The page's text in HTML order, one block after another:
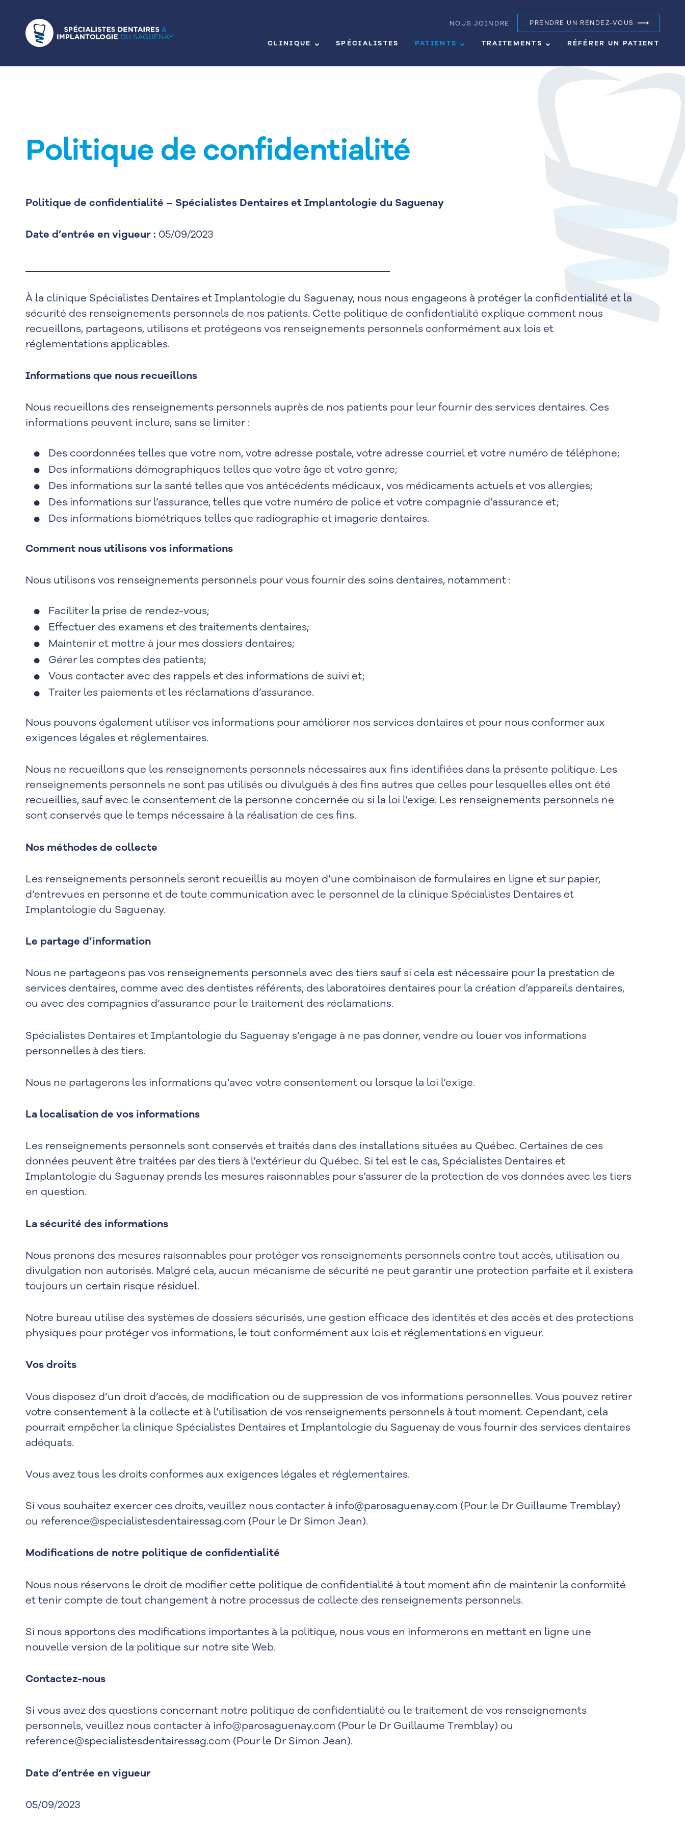
NOUS JOINDRE PRENDRE UN RENDEZ-VOUS
CLINIQUE SPÉCIALISTES PATIENTS TRAITEMENTS RÉFÉRER UN PATIENT
Politique de confidentialité
Politique de confidentialité – Spécialistes Dentaires et Implantologie du Saguenay
Date d’entrée en vigueur : 05/09/2023
À la clinique Spécialistes Dentaires et Implantologie du Saguenay, nous nous engageons à protéger la confidentialité et la
sécurité des renseignements personnels de nos patients. Cette politique de confidentialité explique comment nous
recueillons, partageons, utilisons et protégeons vos renseignements personnels conformément aux lois et
réglementations applicables.
Informations que nous recueillons
Nous recueillons des renseignements personnels auprès de nos patients pour leur fournir des services dentaires. Ces
informations peuvent inclure, sans se limiter :
Des coordonnées telles que votre nom, votre adresse postale, votre adresse courriel et votre numéro de téléphone;
Des informations démographiques telles que votre âge et votre genre;
Des informations sur la santé telles que vos antécédents médicaux, vos médicaments actuels et vos allergies;
Des informations sur l’assurance, telles que votre numéro de police et votre compagnie d’assurance et;
Des informations biométriques telles que radiographie et imagerie dentaires.
Comment nous utilisons vos informations
Nous utilisons vos renseignements personnels pour vous fournir des soins dentaires, notamment :
Faciliter la prise de rendez-vous;
Effectuer des examens et des traitements dentaires;
Maintenir et mettre à jour mes dossiers dentaires;
Gérer les comptes des patients;
Vous contacter avec des rappels et des informations de suivi et;
Traiter les paiements et les réclamations d’assurance.
Nous pouvons également utiliser vos informations pour améliorer nos services dentaires et pour nous conformer aux
exigences légales et réglementaires.
Nous ne recueillons que les renseignements personnels nécessaires aux fins identifiées dans la présente politique. Les
renseignements personnels ne sont pas utilisés ou divulgués à des fins autres que celles pour lesquelles elles ont été
recueillies, sauf avec le consentement de la personne concernée ou si la loi l’exige. Les renseignements personnels ne
sont conservés que le temps nécessaire à la réalisation de ces fins.
Nos méthodes de collecte
Les renseignements personnels seront recueillis au moyen d’une combinaison de formulaires en ligne et sur papier,
d’entrevues en personne et de toute communication avec le personnel de la clinique Spécialistes Dentaires et
Implantologie du Saguenay.
Le partage d’information
Nous ne partageons pas vos renseignements personnels avec des tiers sauf si cela est nécessaire pour la prestation de
services dentaires, comme avec des dentistes référents, des laboratoires dentaires pour la création d’appareils dentaires,
ou avec des compagnies d’assurance pour le traitement des réclamations.
Spécialistes Dentaires et Implantologie du Saguenay s’engage à ne pas donner, vendre ou louer vos informations
personnelles à des tiers.
Nous ne partagerons les informations qu’avec votre consentement ou lorsque la loi l’exige.
La localisation de vos informations
Les renseignements personnels sont conservés et traités dans des installations situées au Québec. Certaines de ces
données peuvent être traitées par des tiers à l’extérieur du Québec. Si tel est le cas, Spécialistes Dentaires et
Implantologie du Saguenay prends les mesures raisonnables pour s’assurer de la protection de vos données avec les tiers
en question.
La sécurité des informations
Nous prenons des mesures raisonnables pour protéger vos renseignements personnels contre tout accès, utilisation ou
divulgation non autorisés. Malgré cela, aucun mécanisme de sécurité ne peut garantir une protection parfaite et il existera
toujours un certain risque résiduel.
Notre bureau utilise des systèmes de dossiers sécurisés, une gestion efficace des identités et des accès et des protections
physiques pour protéger vos informations, le tout conformément aux lois et réglementations en vigueur.
Vos droits
Vous disposez d’un droit d’accès, de modification ou de suppression de vos informations personnelles. Vous pouvez retirer
votre consentement à la collecte et à l’utilisation de vos renseignements personnels à tout moment. Cependant, cela
pourrait empêcher la clinique Spécialistes Dentaires et Implantologie du Saguenay de vous fournir des services dentaires
adéquats.
Vous avez tous les droits conformes aux exigences légales et réglementaires.
Si vous souhaitez exercer ces droits, veuillez nous contacter à info@parosaguenay.com (Pour le Dr Guillaume Tremblay)
ou reference@specialistesdentairessag.com (Pour le Dr Simon Jean).
Modifications de notre politique de confidentialité
Nous nous réservons le droit de modifier cette politique de confidentialité à tout moment afin de maintenir la conformité
et tenir compte de tout changement à notre processus de collecte des renseignements personnels.
Si nous apportons des modifications importantes à la politique, nous vous en informerons en mettant en ligne une
nouvelle version de la politique sur notre site Web.
Contactez-nous
Si vous avez des questions concernant notre politique de confidentialité ou le traitement de vos renseignements
personnels, veuillez nous contacter à info@parosaguenay.com (Pour le Dr Guillaume Tremblay) ou
reference@specialistesdentairessag.com (Pour le Dr Simon Jean).
Date d’entrée en vigueur
05/09/2023